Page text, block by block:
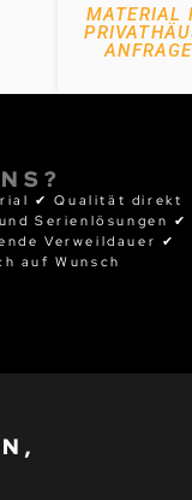
MATERIAL
✔ Qualität direkt
Serienlösungen ✔
Verweildauer ✔
auf Wunsch